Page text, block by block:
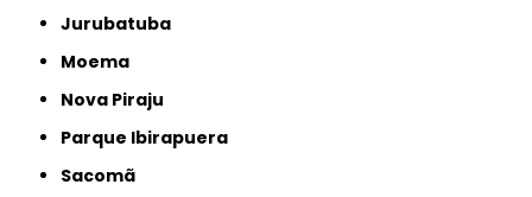
Jurubatuba
Moema
Nova Piraju
Parque Ibirapuera
Sacomã